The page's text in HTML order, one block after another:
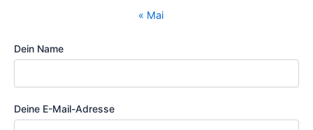
« Mai
Dein Name
Deine E-Mail-Adresse